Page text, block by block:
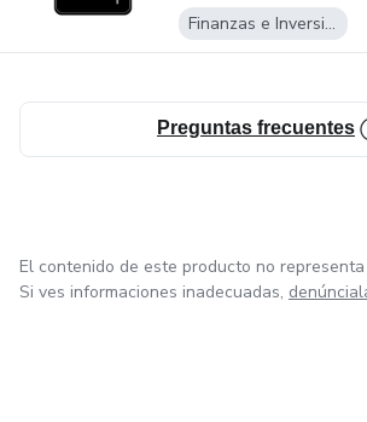
Finanzas e Inversiones
Preguntas frecuentes
El contenido de este producto no
Si ves informaciones inadecuadas,